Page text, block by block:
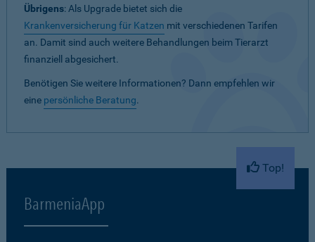
Übrigens: Als Upgrade bietet sich die
Krankenversicherung für Katzen mit verschiedenen Tarifen
an. Damit sind auch weitere Behandlungen beim Tierarzt
finanziell abgesichert.
Benötigen Sie weitere Informationen? Dann empfehlen wir
eine persönliche Beratung.
Top!
BarmeniaApp